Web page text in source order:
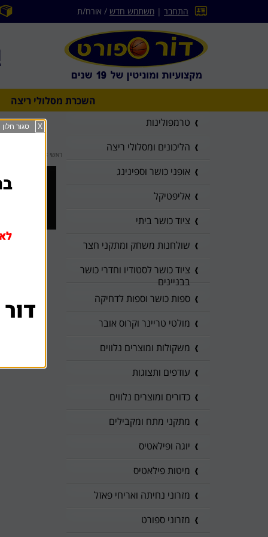
התחבר | משתמש חדש / אורח/ת
השכרת מסלולי ריצה
ראשי >
טרמפולינות
הליכונים ומסלולי ריצה
אופני כושר וספינינג
אליפטיקל
ציוד כושר ביתי
שולחנות משחק ומתקני חצר
ציוד כושר לסטודיו וחדרי כושר
בבניינים
ספות כושר וספות לדחיקה
מולטי טריינר וקרוס אובר
משקולות ומוצרים נלווים
עודפים ותצוגות
כדורים ומוצרים נלווים
מתקני מתח ומקבילים
יוגה ופילאטיס
מיטות פילאטיס
מזרוני נחיתה ואריחי פאזל
מזרוני ספורט
X סגור חלון